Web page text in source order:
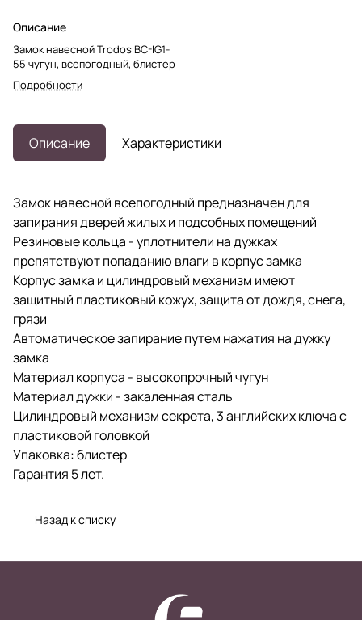
Описание
Замок навесной Trodos BC-IG1-
55 чугун, всепогодный, блистер
Подробности
Описание Характеристики
Замок навесной всепогодный предназначен для
запирания дверей жилых и подсобных помещений
Резиновые кольца - уплотнители на дужках
препятствуют попаданию влаги в корпус замка
Корпус замка и цилиндровый механизм имеют
защитный пластиковый кожух, защита от дождя, снега,
грязи
Автоматическое запирание путем нажатия на дужку
замка
Материал корпуса - высокопрочный чугун
Материал дужки - закаленная сталь
Цилиндровый механизм секрета, 3 английских ключа с
пластиковой головкой
Упаковка: блистер
Гарантия 5 лет.
Назад к списку